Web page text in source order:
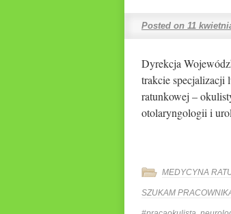
Posted on 11
Dyrekcja
trakcie specjalizacji
ratunkowej –
otolaryngologii i
MEDYCYNA
SZUKAM